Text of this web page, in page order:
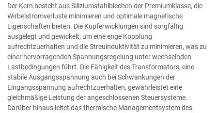
Der Kern besteht aus Siliziumstahlblechen der Premiumklasse, die
Wirbelstromverluste minimieren und optimale magnetische
Eigenschaften bieten. Die Kupferwicklungen sind sorgfältig
ausgelegt und gewickelt, um eine enge Kopplung
aufrechtzuerhalten und die Streuinduktivität zu minimieren, was zu
einer hervorragenden Spannungsregelung unter wechselnden
Lastbedingungen führt. Die Fähigkeit des Transformators, eine
stabile Ausgangsspannung auch bei Schwankungen der
Eingangsspannung aufrechtzuerhalten, gewährleistet eine
gleichmäßige Leistung der angeschlossenen Steuersysteme.
Darüber hinaus leitet das thermische Managementsystem des